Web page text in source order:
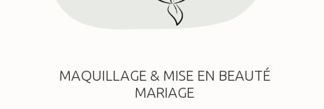
MAQUILLAGE & MISE EN BEAUTÉ
MARIAGE